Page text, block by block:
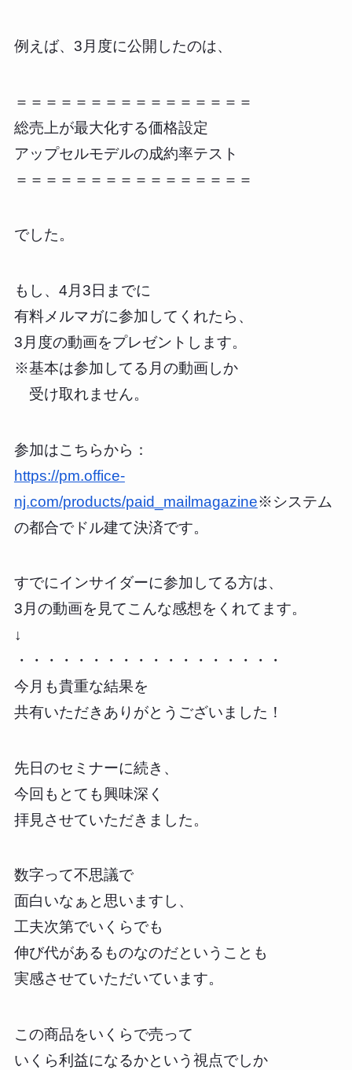
例えば、3月度に公開したのは、
＝＝＝＝＝＝＝＝＝＝＝＝＝＝＝＝
総売上が最大化する価格設定
アップセルモデルの成約率テスト
＝＝＝＝＝＝＝＝＝＝＝＝＝＝＝＝
でした。
もし、4月3日までに
有料メルマガに参加してくれたら、
3月度の動画をプレゼントします。
※基本は参加してる月の動画しか
受け取れません。
参加はこちらから：
https://pm.office-
nj.com/products/paid_mailmagazine※システム
の都合でドル建て決済です。
すでにインサイダーに参加してる方は、
3月の動画を見てこんな感想をくれてます。
↓
・・・・・・・・・・・・・・・・・・
今月も貴重な結果を
共有いただきありがとうございました！
先日のセミナーに続き、
今回もとても興味深く
拝見させていただきました。
数字って不思議で
面白いなぁと思いますし、
工夫次第でいくらでも
伸び代があるものなのだということも
実感させていただいています。
この商品をいくらで売って
いくら利益になるかという視点でしか